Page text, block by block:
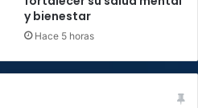
y bienestar
Hace 5 horas